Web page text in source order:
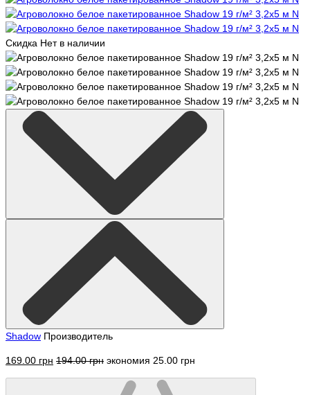
Скидка Нет в наличии
Shadow Производитель
169.00 грн 194.00 грн экономия 25.00 грн